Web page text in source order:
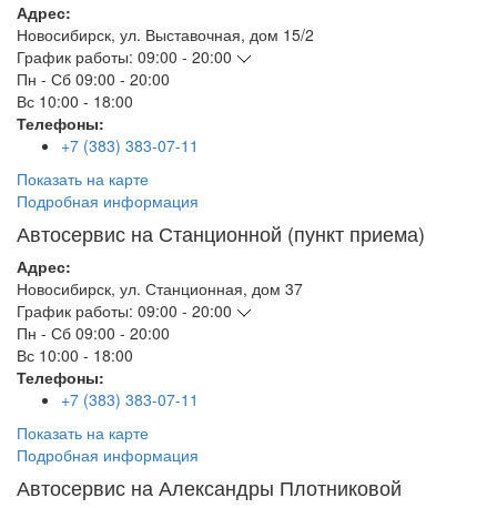
Адрес:
Новосибирск, ул. Выставочная, дом 15/2
График работы: 09:00 - 20:00
Пн - Сб 09:00 - 20:00
Вс 10:00 - 18:00
Телефоны:
+7 (383) 383-07-11
Показать на карте
Подробная информация
Автосервис на Станционной (пункт приема)
Адрес:
Новосибирск, ул. Станционная, дом 37
График работы: 09:00 - 20:00
Пн - Сб 09:00 - 20:00
Вс 10:00 - 18:00
Телефоны:
+7 (383) 383-07-11
Показать на карте
Подробная информация
Автосервис на Александры Плотниковой